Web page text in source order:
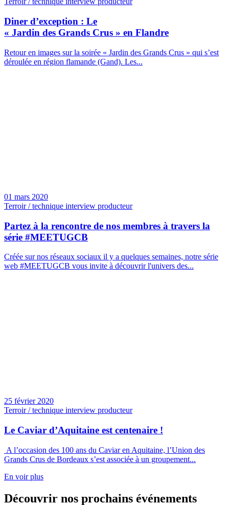
Diner d’exception : Le
« Jardin des Grands Crus » en Flandre
Retour en images sur la soirée « Jardin des Grands Crus » qui s’est
déroulée en région flamande (Gand). Les...
01 mars 2020
Terroir / technique interview producteur
Partez à la rencontre de nos membres à travers la
série #MEETUGCB
Créée sur nos réseaux sociaux il y a quelques semaines, notre série
web #MEETUGCB vous invite à découvrir l'univers des...
25 février 2020
Terroir / technique interview producteur
Le Caviar d’Aquitaine est centenaire !
A l’occasion des 100 ans du Caviar en Aquitaine, l’Union des
Grands Crus de Bordeaux s’est associée à un groupement...
En voir plus
Découvrir nos prochains événements